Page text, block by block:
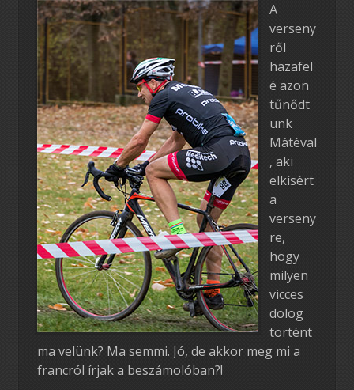
A
verseny
ről
hazafel
é azon
tűnődt
ünk
Mátéval
, aki
elkísért
a
verseny
re,
hogy
milyen
vicces
dolog
történt
ma velünk? Ma semmi. Jó, de akkor meg mi a
francról írjak a beszámolóban?!